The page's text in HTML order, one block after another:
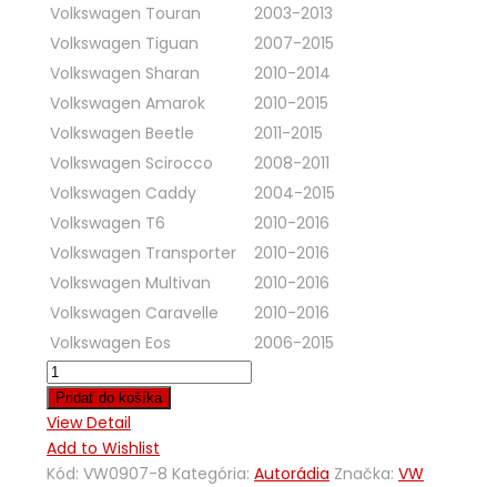
Volkswagen Touran
2003-2013
Volkswagen Tiguan
2007-2015
Volkswagen Sharan
2010-2014
Volkswagen Amarok
2010-2015
Volkswagen Beetle
2011-2015
Volkswagen Scirocco
2008-2011
Volkswagen Caddy
2004-2015
Volkswagen T6
2010-2016
Volkswagen Transporter
2010-2016
Volkswagen Multivan
2010-2016
Volkswagen Caravelle
2010-2016
Volkswagen Eos
2006-2015
Pridať do košíka
View Detail
Add to Wishlist
Kód: VW0907-8 Kategória: Autorádia Značka: VW